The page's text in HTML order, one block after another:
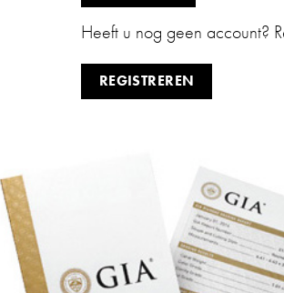
Heeft u nog geen account?
REGISTREREN